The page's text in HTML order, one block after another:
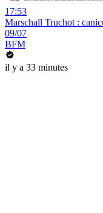
17:53
Marschall Truchot :
09/07
BFM
il y a 33 minutes